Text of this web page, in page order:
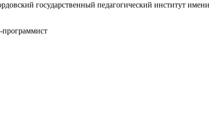
государственный педагогический институт имени